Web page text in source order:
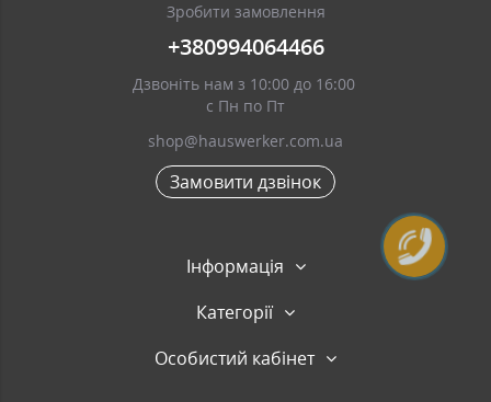
Зробити замовлення
+380994064466
Дзвоніть нам з 10:00 до 16:00
с Пн по Пт
shop@hauswerker.com.ua
Замовити дзвінок
Інформація
Категорії
Особистий кабінет